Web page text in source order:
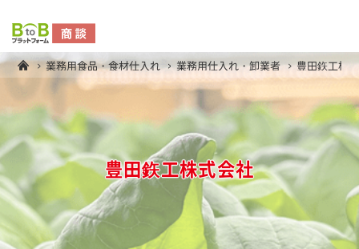
業務用食品・食材仕入れ 業務用仕入れ・卸業者 豊田鉃工株
豊田鉃工株式会社